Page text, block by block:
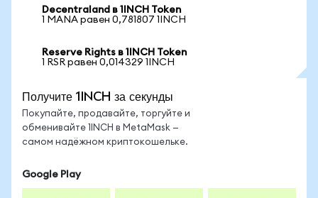
Decentraland в 1INCH Token
1 MANA равен 0,781807 1INCH
Reserve Rights в 1INCH Token
1 RSR равен 0,014329 1INCH
Получите 1INCH за секунды
Покупайте, продавайте, торгуйте и
обменивайте 1INCH в MetaMask —
самом надёжном криптокошельке.
Google Play